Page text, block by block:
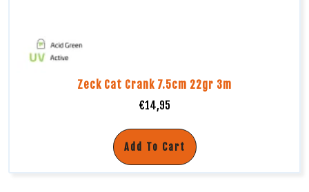
Zeck Cat Crank 7.5cm 22gr 3m
€14,95
Add To Cart